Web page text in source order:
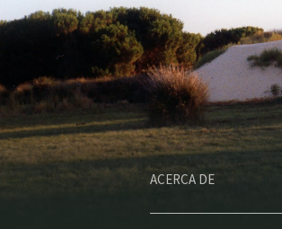
ACERCA DE